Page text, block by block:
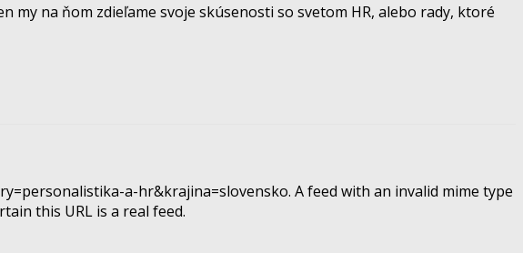
my na ňom zdieľame svoje skúsenosti so svetom HR, alebo rady, ktoré
a-hr&krajina=slovensko. A feed with an invalid mime type
this URL is a real feed.